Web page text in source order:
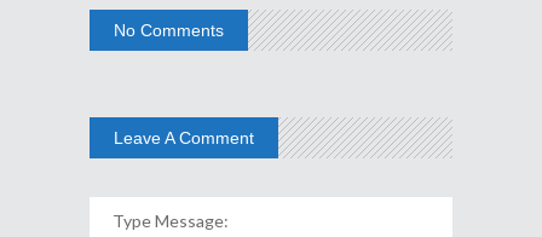
No Comments
Leave A Comment